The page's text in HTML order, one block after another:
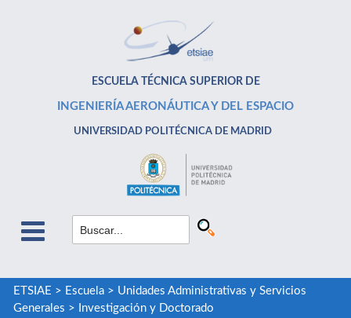
ESCUELA TÉCNICA SUPERIOR DE
INGENIERÍA AERONÁUTICA Y DEL ESPACIO
UNIVERSIDAD POLITÉCNICA DE MADRID
ETSIAE > Escuela> Unidades Administrativas y Servicios
Generales > Investigación y Doctorado